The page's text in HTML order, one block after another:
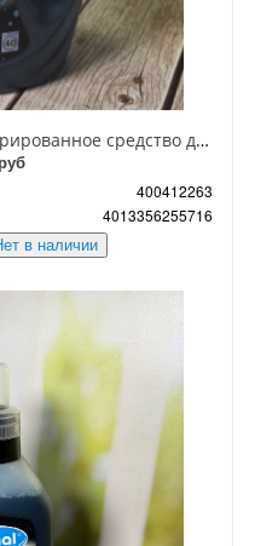
Domal Black Fashion Концентрированное средство для стирки темного и черного белья 1500 мл на 40 стирок
400412263
4013356255716
в наличии